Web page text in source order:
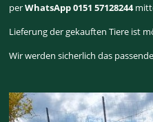
perWhatsApp 0151 57128244
Lieferung der gekauften Tiere ist
Wir werden sicherlich das